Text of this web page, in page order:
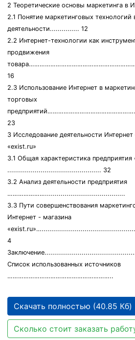
2 Теоретические основы маркетинга в
2.1 Понятие маркетинговых технологий
деятельности............... 12
2.2 Интернет-технологии как
продвижения
16
2.3 Использование Интернет в
торговых
23
3 Исследование деятельности
«exist.ru»
3.1 Общая характеристика предприятия
................................................ 32
3.2 Анализ деятельности предприятия
………………….........................................
3.3 Пути совершенствования
Интернет - магазина
4
Список использованных источников
…………………………………………………..
Скачать полностью (40.85 Кб)
Сколько стоит заказать